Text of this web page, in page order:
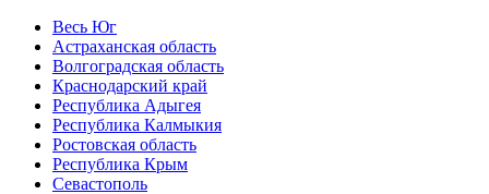
Весь Юг
Астраханская область
Волгоградская область
Краснодарский край
Республика Адыгея
Республика Калмыкия
Ростовская область
Республика Крым
Севастополь